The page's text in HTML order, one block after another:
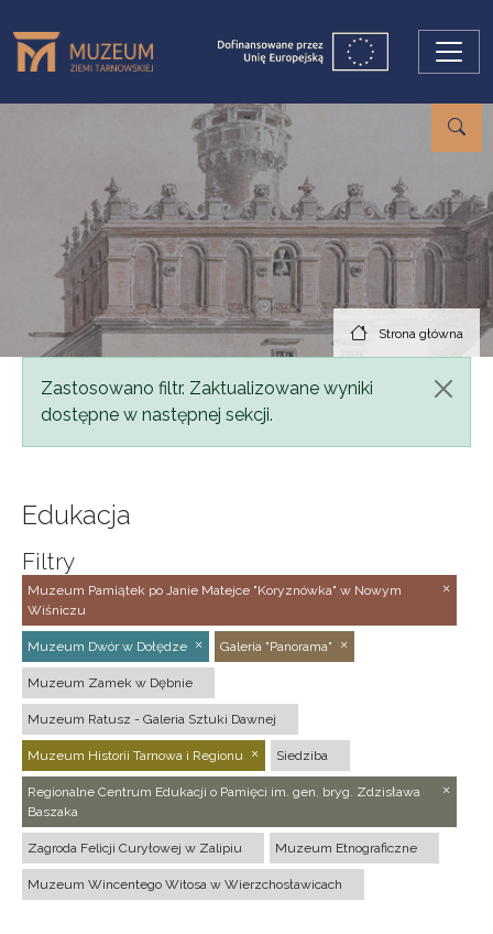
Strona główna
Komunikat
Zastosowano filtr. Zaktualizowane wyniki
dostępne w następnej sekcji.
Edukacja
Filtry
Muzeum Pamiątek po Janie Matejce "Koryznówka" w Nowym
Wiśniczu
Muzeum Dwór w Dołędze Galeria "Panorama"
Muzeum Zamek w Dębnie
Muzeum Ratusz - Galeria Sztuki Dawnej
Muzeum Historii Tarnowa i Regionu Siedziba
Regionalne Centrum Edukacji o Pamięci im. gen. bryg. Zdzisława
Baszaka
Zagroda Felicji Curyłowej w Zalipiu Muzeum Etnograficzne
Muzeum Wincentego Witosa w Wierzchosławicach